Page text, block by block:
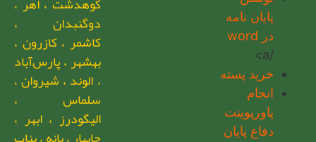
پایان نامه
در word
/a>
خرید پسته
انجام
پاورپوینت
دفاع پایان
دوگنبدان ،
کاشمر ، کازرون ،
بهشهر ، پارس‌آباد
، الوند ، شیروان ،
سلماس ،
الیگودرز ، ابهر ،